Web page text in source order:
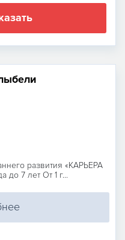
развития «КАРЬЕРА
до 7 лет От 1 г...